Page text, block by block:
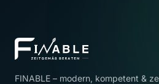
FINABLE – modern, kompetent &